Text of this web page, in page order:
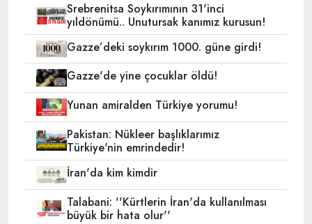
Srebrenitsa Soykırımının 31'inci
yıldönümü.. Unutursak kanımız kurusun!
Gazze’deki soykırım 1000. güne girdi!
Gazze'de yine çocuklar öldü!
Yunan amiralden Türkiye yorumu!
Pakistan: Nükleer başlıklarımız
Türkiye'nin emrindedir!
İran'da kim kimdir
Talabani: ''Kürtlerin İran'da kullanılması
büyük bir hata olur''